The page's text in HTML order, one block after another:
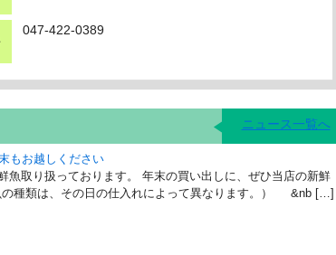
047-422-0389
ニュース一覧へ
もお越しください
取り扱っております。 年末の買い出しに、ぜひ当店の新鮮
の種類は、その日の仕入れによって異なります。） &nb […]